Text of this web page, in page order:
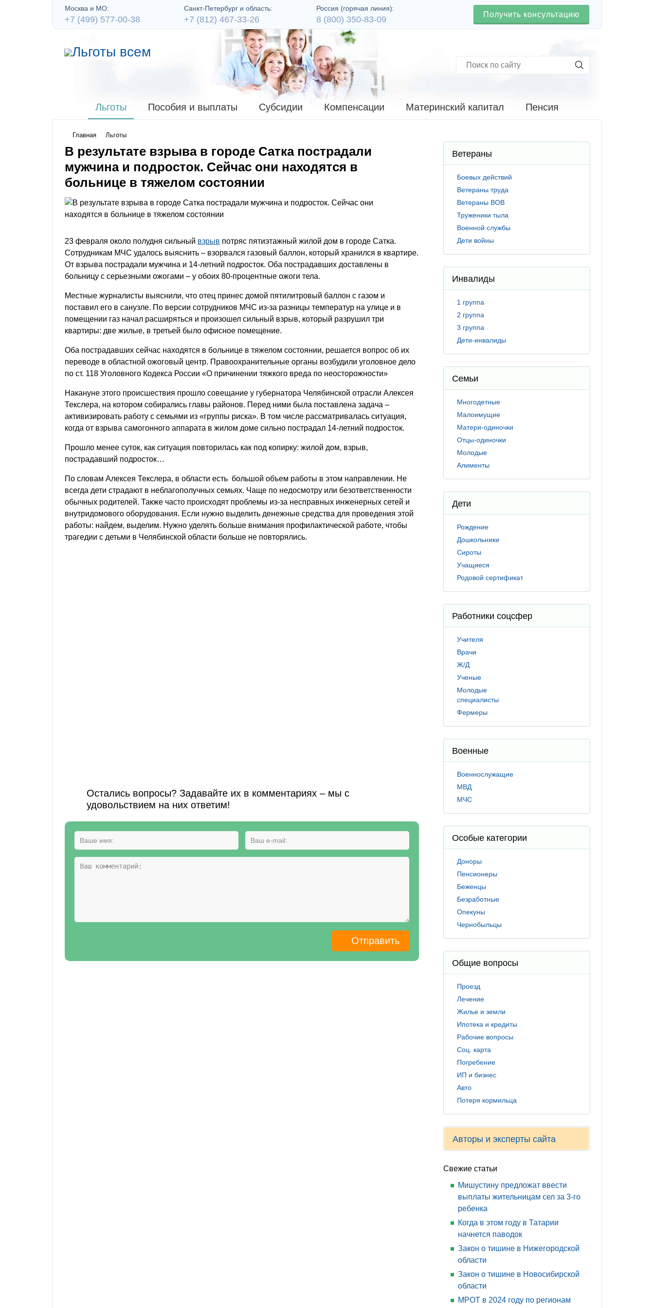
Льготы Пособия и выплаты Субсидии Компенсации Материнский капитал Пенсия
Главная Льготы
В результате взрыва в городе Сатка пострадали
мужчина и подросток. Сейчас они находятся в
больнице в тяжелом состоянии
23 февраля около полудня сильный взрыв потряс пятиэтажный жилой дом в городе Сатка.
Сотрудникам МЧС удалось выяснить – взорвался газовый баллон, который хранился в квартире.
От взрыва пострадали мужчина и 14-летний подросток. Оба пострадавших доставлены в
больницу с серьезными ожогами – у обоих 80-процентные ожоги тела.
Местные журналисты выяснили, что отец принес домой пятилитровый баллон с газом и
поставил его в санузле. По версии сотрудников МЧС из-за разницы температур на улице и в
помещении газ начал расширяться и произошел сильный взрыв, который разрушил три
квартиры: две жилые, в третьей было офисное помещение.
Оба пострадавших сейчас находятся в больнице в тяжелом состоянии, решается вопрос об их
переводе в областной ожоговый центр. Правоохранительные органы возбудили уголовное дело
по ст. 118 Уголовного Кодекса России «О причинении тяжкого вреда по неосторожности»
Накануне этого происшествия прошло совещание у губернатора Челябинской отрасли Алексея
Текслера, на котором собирались главы районов. Перед ними была поставлена задача –
активизировать работу с семьями из «группы риска». В том числе рассматривалась ситуация,
когда от взрыва самогонного аппарата в жилом доме сильно пострадал 14-летний подросток.
Прошло менее суток, как ситуация повторилась как под копирку: жилой дом, взрыв,
пострадавший подросток…
По словам Алексея Текслера, в области есть большой объем работы в этом направлении. Не
всегда дети страдают в неблагополучных семьях. Чаще по недосмотру или безответственности
обычных родителей. Также часто происходят проблемы из-за несправных инженерных сетей и
внутридомового оборудования. Если нужно выделить денежные средства для проведения этой
работы: найдем, выделим. Нужно уделять больше внимания профилактической работе, чтобы
трагедии с детьми в Челябинской области больше не повторялись.
Остались вопросы? Задавайте их в комментариях – мы с
удовольствием на них ответим!
Ветераны
Боевых действий
Ветераны труда
Ветераны ВОВ
Труженики тыла
Военной службы
Дети войны
Инвалиды
1 группа
2 группа
3 группа
Дети-инвалиды
Семьи
Многодетные
Малоимущие
Матери-одиночки
Отцы-одиночки
Молодые
Алименты
Дети
Рождение
Дошкольники
Сироты
Учащиеся
Родовой сертификат
Работники соцсфер
Учителя
Врачи
Ж/Д
Ученые
Молодые
специалисты
Фермеры
Военные
Военнослужащие
МВД
МЧС
Особые категории
Доноры
Пенсионеры
Беженцы
Безработные
Опекуны
Чернобыльцы
Общие вопросы
Проезд
Лечение
Жилье и земли
Ипотека и кредиты
Рабочие вопросы
Соц. карта
Погребение
ИП и бизнес
Авто
Потеря кормильца
Авторы и эксперты сайта
Свежие статьи
Мишустину предложат ввести
выплаты жительницам сел за 3-го
ребенка
Когда в этом году в Татарии
начнется паводок
Закон о тишине в Нижегородской
области
Закон о тишине в Новосибирской
области
МРОТ в 2024 году по регионам
Москва и МО:
+7 (499) 577-00-38
Санкт-Петербург и область:
+7 (812) 467-33-26
Россия (горячая линия):
8 (800) 350-83-09
Получить консультацию